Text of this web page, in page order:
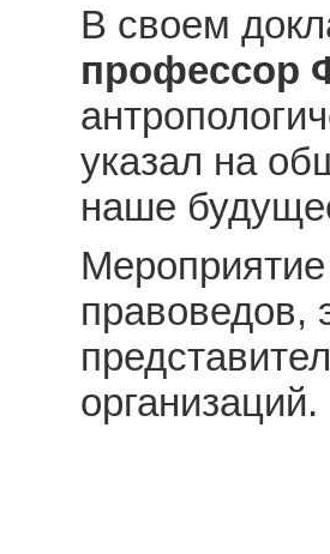
В своем
профессор
указал на
наше
правоведов,
организаций.